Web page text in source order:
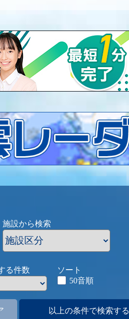
施設から検索
る件数
ソート
50音順
以上の条件で検索する